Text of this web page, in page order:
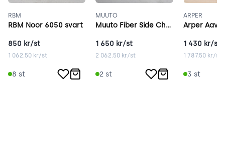
RBM
RBM Noor 6050 svart
850 kr/st
1 062.50 kr/st
8 st
MUUTO
Muuto Fiber Side Chair brun
1 650 kr/st
2 062.50 kr/st
2 st
ARPER
Arper Aava
1 430 kr/st
1 787.50kr/st
3 st